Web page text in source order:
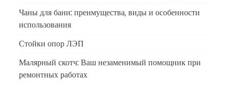
Чаны для бани: преимущества, виды и особенности
использования
Стойки опор ЛЭП
Малярный скотч: Ваш незаменимый помощник при
ремонтных работах